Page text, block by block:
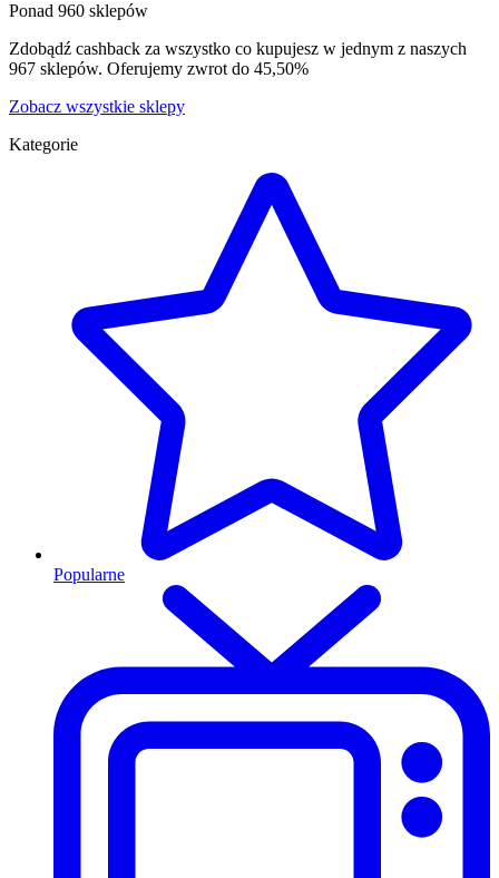
Ponad 960 sklepów
Zdobądź cashback za wszystko co kupujesz w jednym z naszych
967 sklepów. Oferujemy zwrot do 45,50%
Zobacz wszystkie sklepy
Kategorie
Popularne